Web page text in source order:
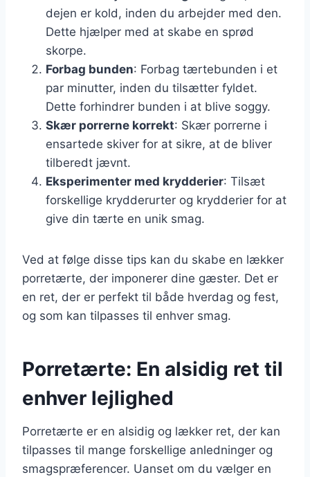
dejen er kold, inden du arbejder med den.
Dette hjælper med at skabe en sprød
skorpe.
Forbag bunden: Forbag tærtebunden i et
par minutter, inden du tilsætter fyldet.
Dette forhindrer bunden i at blive soggy.
Skær porrerne korrekt: Skær porrerne i
ensartede skiver for at sikre, at de bliver
tilberedt jævnt.
Eksperimenter med krydderier: Tilsæt
forskellige krydderurter og krydderier for at
give din tærte en unik smag.
Ved at følge disse tips kan du skabe en lækker
porretærte, der imponerer dine gæster. Det er
en ret, der er perfekt til både hverdag og fest,
og som kan tilpasses til enhver smag.
Porretærte: En alsidig ret til
enhver lejlighed
Porretærte er en alsidig og lækker ret, der kan
tilpasses til mange forskellige anledninger og
smagspræferencer. Uanset om du vælger en